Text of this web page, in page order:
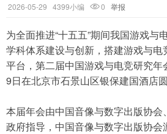
2026-05-29 4399小编 0 举报
为全面推进“十五五”期间我国游戏与
学科体系建设与创新，搭建游戏与
平台，第二届中国游戏与电竞研究
9日在北京市石景山区银保建国酒店圆
本届年会由中国音像与数字出版协会
政府指导，中国音像与数字出版协会